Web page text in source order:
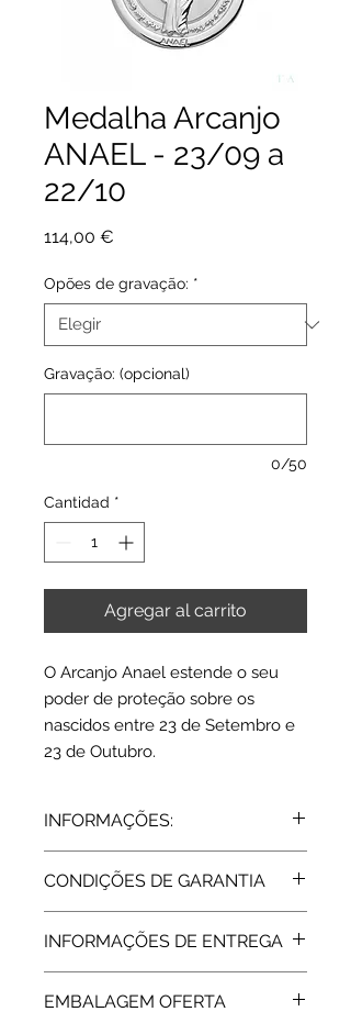
Medalha Arcanjo
ANAEL - 23/09 a
22/10
114,00 €
Opões de gravação: *
Gravação: (opcional)
0/50
Cantidad *
Agregar al carrito
O Arcanjo Anael estende o seu
poder de proteção sobre os
nascidos entre 23 de Setembro e
23 de Outubro.
INFORMAÇÕES:
Diâmetro: 3,3 cms.
Peso médio: 10 grs.
Acabamento: Ródio | Polido
CONDIÇÕES DE GARANTIA
do Ouro estão abrangidos pela
Garantia de Fabricante, de 2 Anos,
assegurada pelas respetivas
INFORMAÇÕES DE ENTREGA
EMBALAGEM OFERTA